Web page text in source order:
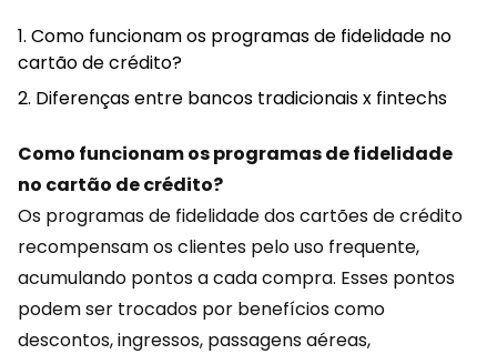
Como funcionam os programas de fidelidade no
cartão de crédito?
Diferenças entre bancos tradicionais x fintechs
Como funcionam os programas de fidelidade
no cartão de crédito?
Os programas de fidelidade dos cartões de crédito
recompensam os clientes pelo uso frequente,
acumulando pontosa cada compra. Esses pontos
podem ser trocados por benefícios como
descontos, ingressos, passagens aéreas,